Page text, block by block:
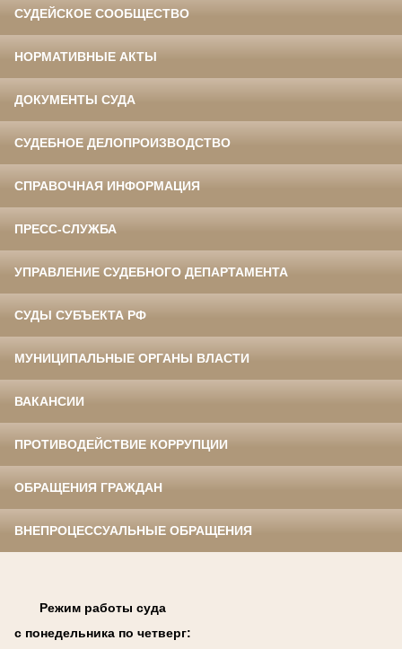
СУДЕЙСКОЕ СООБЩЕСТВО
НОРМАТИВНЫЕ АКТЫ
ДОКУМЕНТЫ СУДА
СУДЕБНОЕ ДЕЛОПРОИЗВОДСТВО
СПРАВОЧНАЯ ИНФОРМАЦИЯ
ПРЕСС-СЛУЖБА
УПРАВЛЕНИЕ СУДЕБНОГО ДЕПАРТАМЕНТА
СУДЫ СУБЪЕКТА РФ
МУНИЦИПАЛЬНЫЕ ОРГАНЫ ВЛАСТИ
ВАКАНСИИ
ПРОТИВОДЕЙСТВИЕ КОРРУПЦИИ
ОБРАЩЕНИЯ ГРАЖДАН
ВНЕПРОЦЕССУАЛЬНЫЕ ОБРАЩЕНИЯ
Режим работы суда
с понедельника по четверг: